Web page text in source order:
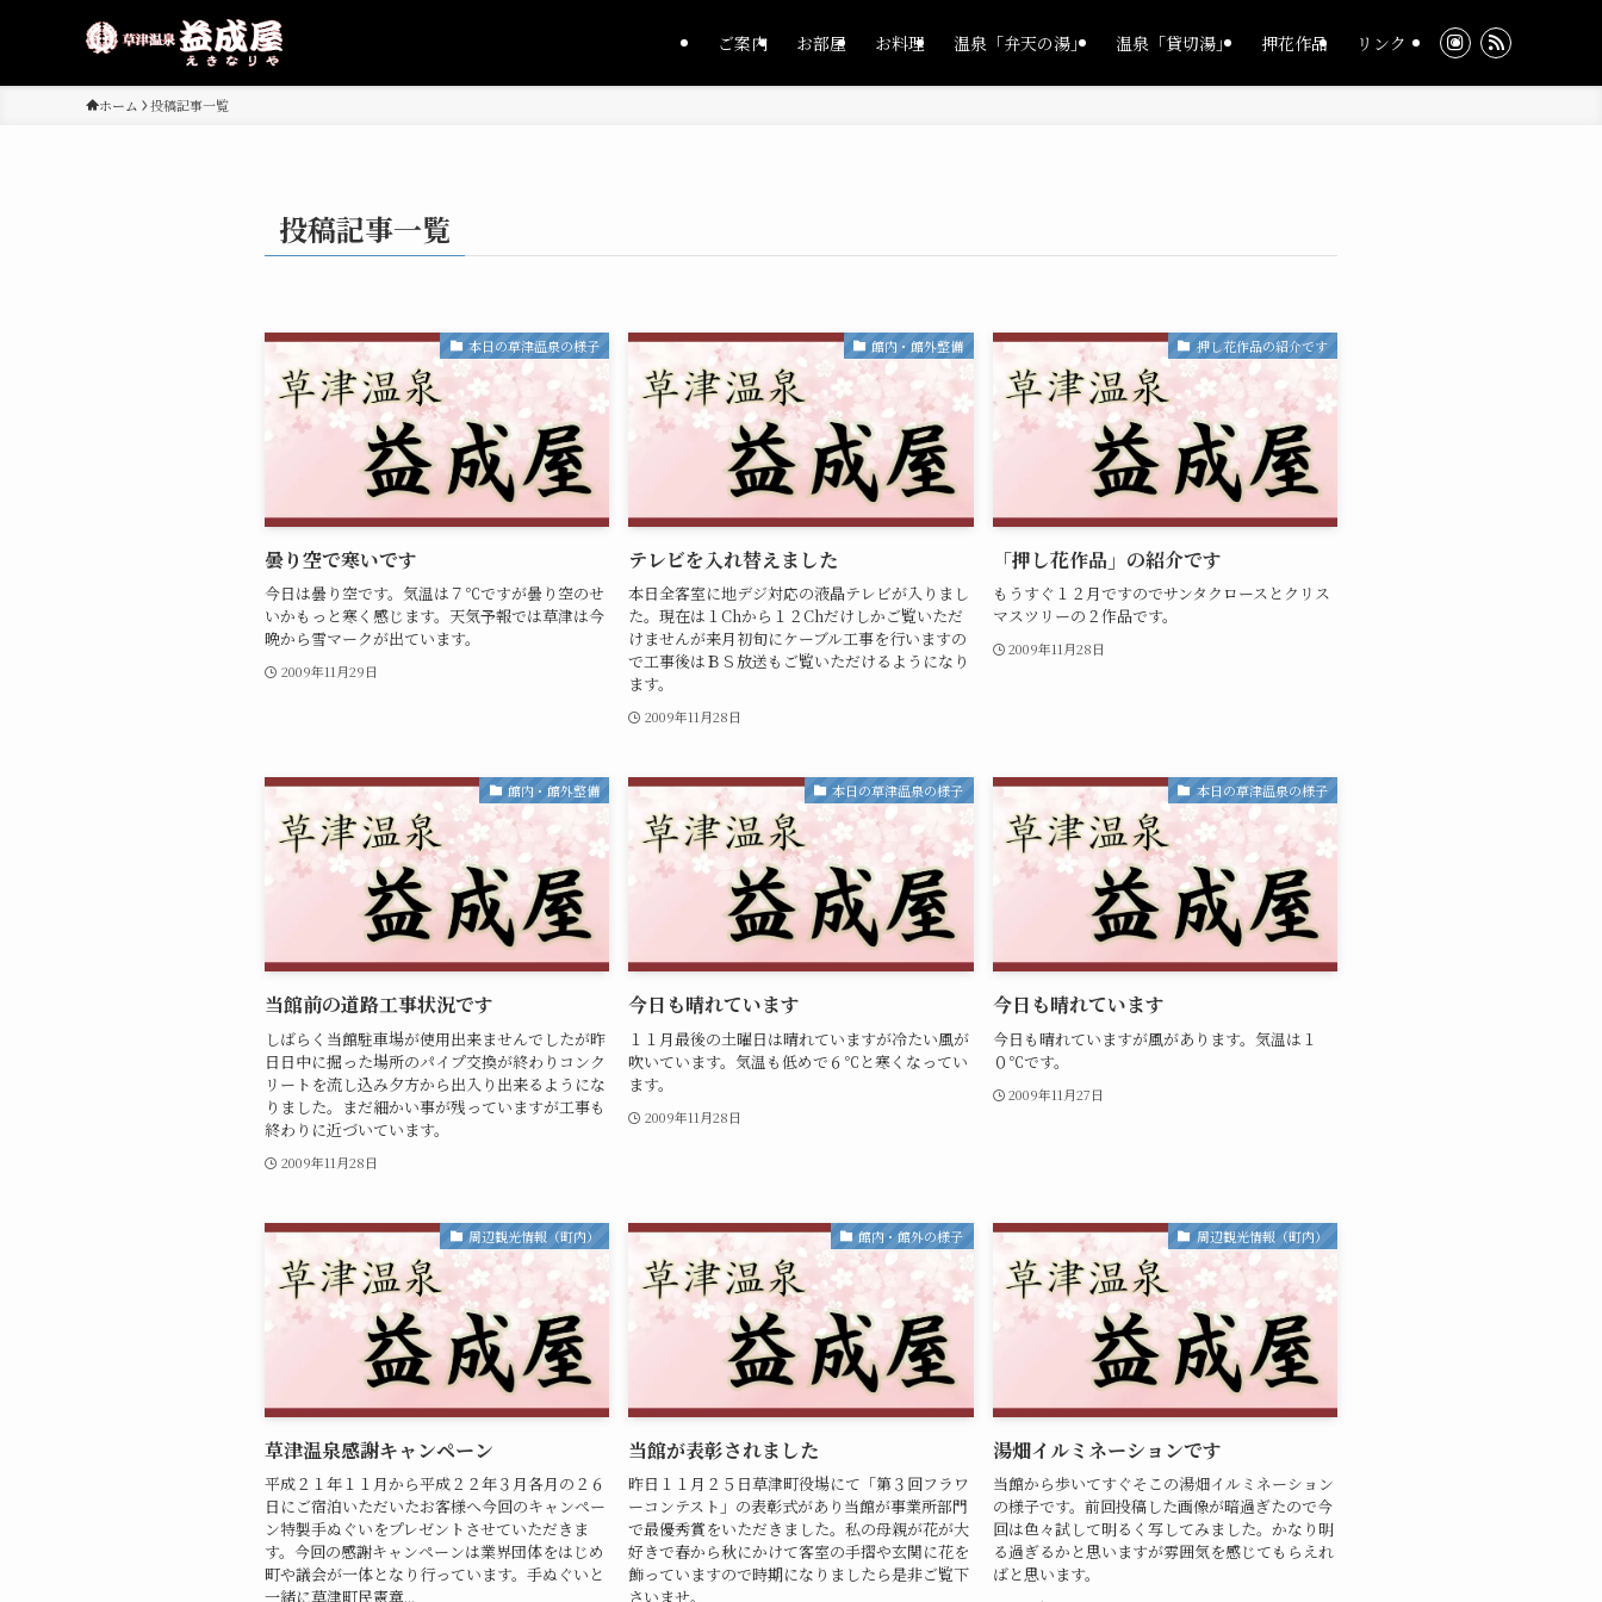
ご案内 お部屋 お料理 温泉「弁天の湯」 温泉「貸切湯」 押花作品 リンク
ホーム 投稿記事一覧
投稿記事一覧
本日の草津温泉の様子
曇り空で寒いです
今日は曇り空です。気温は７℃ですが曇り空のせ
いかもっと寒く感じます。天気予報では草津は今
晩から雪マークが出ています。
2009年11月29日
館内・館外整備
テレビを入れ替えました
本日全客室に地デジ対応の液晶テレビが入りまし
た。現在は１Chから１２Chだけしかご覧いただ
けませんが来月初旬にケーブル工事を行いますの
で工事後はＢＳ放送もご覧いただけるようになり
ます。
2009年11月28日
押し花作品の紹介です
「押し花作品」の紹介です
もうすぐ１２月ですのでサンタクロースとクリス
マスツリーの２作品です。
2009年11月28日
館内・館外整備
当館前の道路工事状況です
しばらく当館駐車場が使用出来ませんでしたが昨
日日中に掘った場所のパイプ交換が終わりコンク
リートを流し込み夕方から出入り出来るようにな
りました。まだ細かい事が残っていますが工事も
終わりに近づいています。
2009年11月28日
本日の草津温泉の様子
今日も晴れています
１１月最後の土曜日は晴れていますが冷たい風が
吹いています。気温も低めで６℃と寒くなってい
ます。
2009年11月28日
本日の草津温泉の様子
今日も晴れています
今日も晴れていますが風があります。気温は１
０℃です。
2009年11月27日
周辺観光情報（町内）
草津温泉感謝キャンペーン
平成２１年１１月から平成２２年３月各月の２６
日にご宿泊いただいたお客様へ今回のキャンペー
ン特製手ぬぐいをプレゼントさせていただきま
す。今回の感謝キャンペーンは業界団体をはじめ
町や議会が一体となり行っています。手ぬぐいと
一緒に草津町民憲章...
館内・館外の様子
当館が表彰されました
昨日１１月２５日草津町役場にて「第３回フラワ
ーコンテスト」の表彰式があり当館が事業所部門
で最優秀賞をいただきました。私の母親が花が大
好きで春から秋にかけて客室の手摺や玄関に花を
飾っていますので時期になりましたら是非ご覧下
さいませ。
周辺観光情報（町内）
湯畑イルミネーションです
当館から歩いてすぐそこの湯畑イルミネーション
の様子です。前回投稿した画像が暗過ぎたので今
回は色々試して明るく写してみました。かなり明
る過ぎるかと思いますが雰囲気を感じてもらえれ
ばと思います。